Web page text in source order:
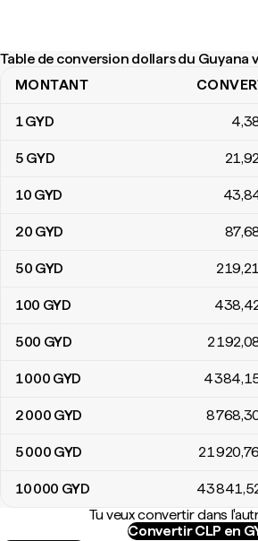
Table de conversion dollars du Guyana
Table de conversion dollars du Guyana
MONTANT
1GYD 4
5 GYD 21
10 GYD 43
20 GYD 87
50 GYD 219,21
100 GYD 438
500 GYD 2 192
1 000 GYD 4 384
2 000 GYD 8 768
5 000 GYD 21 920,76
10 000 GYD 43 841
Tu veux convertir dans
Convertir CLP en